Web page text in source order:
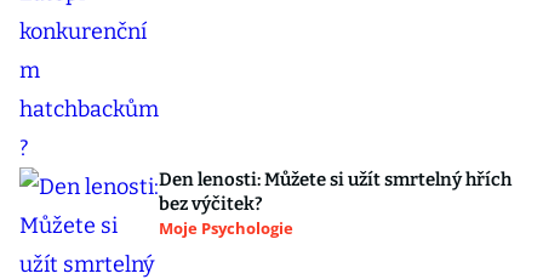
Den lenosti: Můžete si užít smrtelný hřích
bez výčitek?
Moje Psychologie